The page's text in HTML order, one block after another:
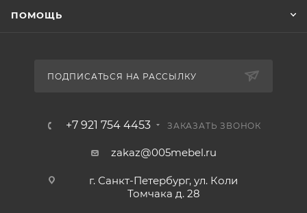
ПОМОЩЬ
ПОДПИСАТЬСЯ НА РАССЫЛКУ
+7 921 754 4453 ЗАКАЗАТЬ ЗВОНОК
zakaz@005mebel.ru
г. Санкт-Петербург, ул. Коли
Томчака д. 28